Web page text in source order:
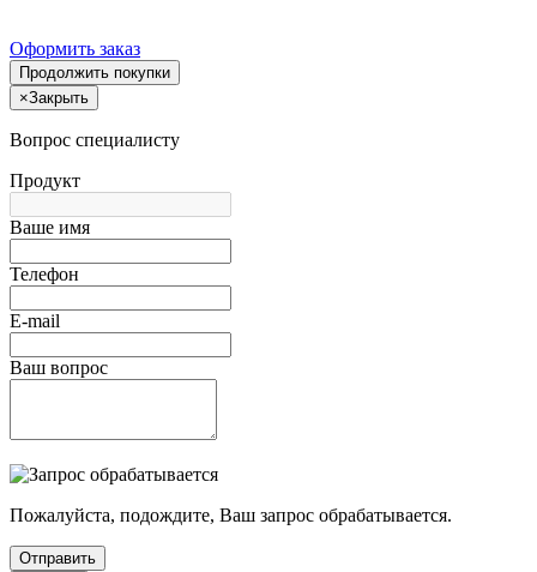
Оформить заказ
Продолжить покупки
×Закрыть
Вопрос специалисту
Продукт
Ваше имя
Телефон
E-mail
Ваш вопрос
Пожалуйста, подождите, Ваш запрос обрабатывается.
Отправить